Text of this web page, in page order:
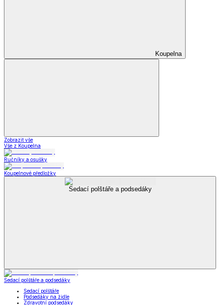
Koupelna
Zobrazit vše
Vše z Koupelna
Ručníky a osušky
Koupelnové předložky
Sedací polštáře a podsedáky
Sedací polštáře a podsedáky
Sedací polštáře
Podsedáky na židle
Zdravotní podsedáky